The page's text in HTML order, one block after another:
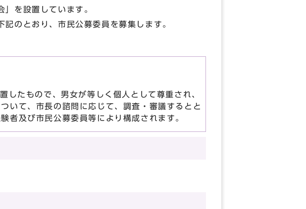
を設置しています。
のとおり、市民公募委員を募集します。
たもので、男女が等しく個人として尊重され、
いて、市長の諮問に応じて、調査・審議するとと
者及び市民公募委員等により構成されます。